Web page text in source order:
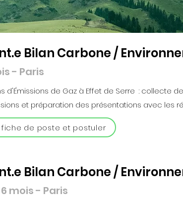
Bilan Carbone /
- Paris
d'Émissions de Gaz à Effet de Serre : collecte
et préparation des présentations avec les
fiche de poste et postuler
Bilan Carbone /
mois - Paris